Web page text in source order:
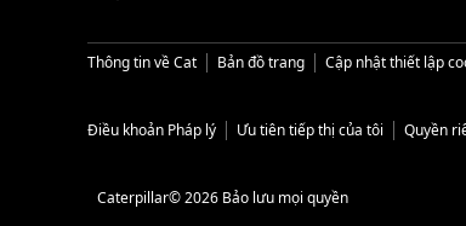
Thông tin về Cat Bản đồ trang Cập nhật thiết lập
Điều khoản Pháp lý Ưu tiên tiếp thị của tôi Quyền
Caterpillar© 2026 Bảo lưu mọi quyền